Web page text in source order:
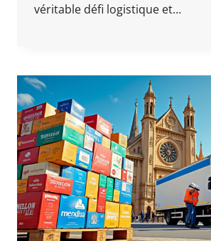
véritable défi logistique et…